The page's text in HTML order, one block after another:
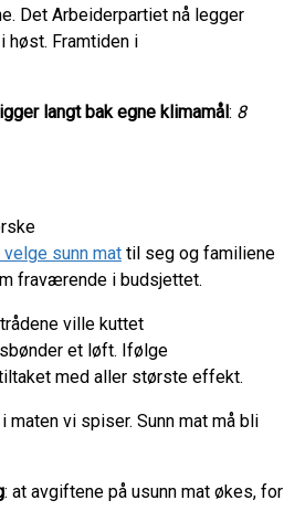
Det Arbeiderpartiet nå legger
høst. Framtiden i
langt bak egne klimamål: 8
sunn mat til seg og familiene
fraværende i budsjettet.
ville kuttet
et løft. Ifølge
med aller største effekt.
vi spiser. Sunn mat må bli
: at avgiftene på usunn mat økes, for